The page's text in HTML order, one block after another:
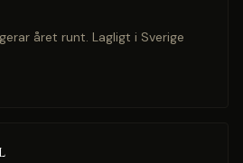
året runt. Lagligt i Sverige